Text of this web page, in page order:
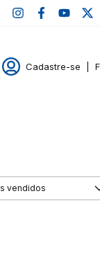
Cadastre-se